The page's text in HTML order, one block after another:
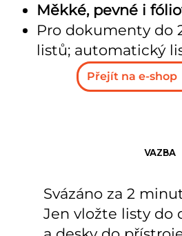
Měkké, pevné i
Pro dokumenty do
listů; automatický
Přejít na e-shop
VAZBA
Svázáno za 2
Jen vložte listy do